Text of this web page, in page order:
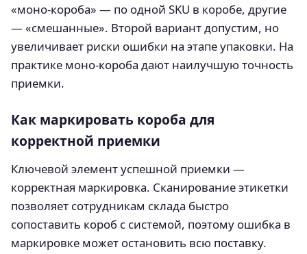
«моно-короба» — по одной SKU в коробе, другие
— «смешанные». Второй вариант допустим, но
увеличивает риски ошибки на этапе упаковки. На
практике моно-короба дают наилучшую точность
приемки.
Как маркировать короба для
корректной приемки
Ключевой элемент успешной приемки —
корректная маркировка. Сканирование этикетки
позволяет сотрудникам склада быстро
сопоставить короб с системой, поэтому ошибка в
маркировке может остановить всю поставку.